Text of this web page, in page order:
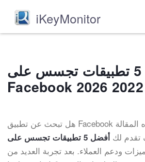
iKeyMonitor
أفضل 5 تطبيقات تجسس على
هل تبحث عن تطبيق Facebook للتجسس؟ هذه المقالة
لك
ودعم العملاء. بعد تجربة العديد من